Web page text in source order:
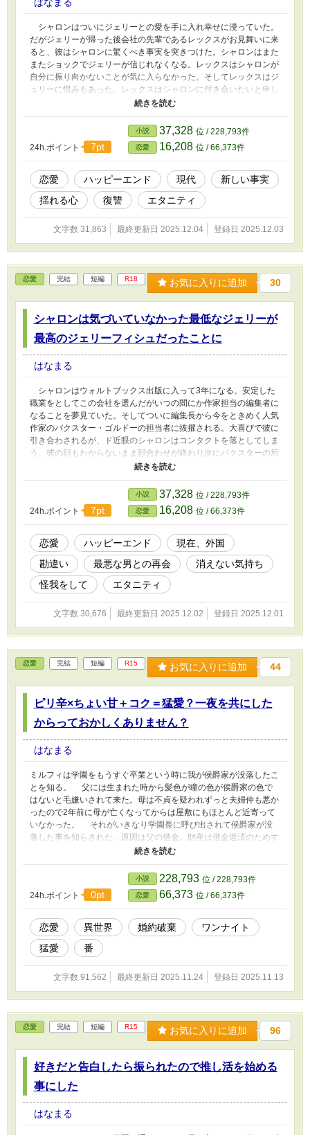
シャロンはついにジェリーとの愛を手に入れ幸せに浸っていた。
だがジェリーが帰った後会社の先輩であるレックスがお見舞いに来
ると、彼はシャロンに驚くべき事実を突きつけた。シャロンはまた
またショックでジェリーが信じれなくなる。レックスはシャロンが
自分に振り向かないことが気に入らなかった。そしてレックスはジ
ュリーに恨みもあった。レックスはシャロンに付き合いたいと申し
込む。シャロンはジェリーへの思いを断ち切るためにもそれがいい
かもと思ってしまう。ところがレックスは思った以上に完璧な男性
でシャロンはレックスに気持ちが傾いて行く…… 他のサイトで
投稿していたものです。舞台は外国現代。もちろん全くの空想のお
話です
24h.ポイント 7pt
小説 37,328 位 / 228,793件
恋愛 16,208 位 / 66,373件
恋愛 ハッピーエンド 現代
新しい事実
揺れる心
復讐 エタニティ
文字数 31,863 最終更新日 2025.12.04 登録日 2025.12.03
恋愛 完結 短編 R18 お気に入りに追加 30
シャロンは気づいていなかった最低なジェリーが
最高のジェリーフィシュだったことに
はなまる
シャロンはウォルトブックス出版に入って3年になる。安定した
職業をとしてこの会社を選んだがいつの間にか作家担当の編集者に
なることを夢見ていた。そしてついに編集長から今をときめく人気
作家のバクスター・ゴルドーの担当者に抜擢される。大喜びで彼に
引き合わされるが、ド近眼のシャロンはコンタクトを落としてしま
う。彼の顔もわからないまま顔合わせが終わり次にバクスターの所
に行って初めて彼が元別れた夫のジェリーだと知って驚く。3年前
わたしを虜にして結婚までした男が…彼は浮気してわたしを裏切っ
たのよ。あたまに警告サインが…でもシャロンは今でも彼が忘れら
れなかった。そんな彼からなぜかランチに誘われて… 他のサイ
トで投稿していたものです。舞台はアメリカで現代のお話です。も
ちろん全くの空想の話です。
24h.ポイント 7pt
小説 37,328 位 / 228,793件
恋愛 16,208 位 / 66,373件
恋愛 ハッピーエンド
現在、外国
勘違い
最悪な男との再会
消えない気持ち
怪我をして
エタニティ
文字数 30,676 最終更新日 2025.12.02 登録日 2025.12.01
恋愛 完結 短編 R15 お気に入りに追加 44
ピリ辛×ちょい甘＋コク＝猛愛？一夜を共にした
からっておかしくありません？
はなまる
ミルフィは学園をもうすぐ卒業という時に我が侯爵家が没落したこ
とを知る。 父には生まれた時から髪色が瞳の色が侯爵家の色で
はないと毛嫌いされて来た。母は不貞を疑われずっと夫婦仲も悪か
ったので2年前に母が亡くなってからは屋敷にもほとんど近寄って
いなかった。 それがいきなり学園長に呼び出されて侯爵家が没
落した事を知らされた。原因は父の借金。財産は借金返済のためす
べて没収されミルフィに残ったのは普段に着るような服や下着。母
の形見の指輪さえも手元に残す事は許されなかった。 それに加
えて婚約者から別れまで告げられる。婚約者のドルトは友人と思っ
ていたサクルと恋仲になっていたらしい。 踏んだり切ったりの
ミルフィだったが、そんな男はこっちから願い下げだと思うことに
した。 そんな時自分が前世で日本という国で暮らしていた女性
だったとわかる。彼女の名は小向りん。彼女も自分と同じように婚
約者に裏切られた女性だった。 重なる不運に心が折れそうにな
るが、それでも就職は決まっており住まうところは職員寮に入れる
まるまでマニルという元私の乳母の所に身を寄せる。寛恕は王都で
かったがマニルが腰を痛めて私は職員寮には入らずマニルの所から
通うことに決めた。 そして気持ちも新たに職場に向かった。
でも、職場は思っていた配属先を変えられ周りの人からは蔑まれて
嫌な気持ちになるが新しい職場には馴染めそうな気がした。 そ
んな時、偶然一人の男の子を助ける。 男の子は前世のりんの弟
を思い出させた。りんには6歳年下の弟がいた父は暴力を奮う男で
母はそんな父に嫌気がさして出て行った。リンと弟は12歳の時に養
護施設に保護されそれからりんは苦労して弟を大学にまで行かせ卒
になったが、朝起きると男の子は立派な男性になっておまけにその
夜小向りんだった時の婚約者との甘い記憶を夢見たと思ったが実は
24h.ポイント 0pt
小説 228,793 位 / 228,793件
恋愛 66,373 位 / 66,373件
恋愛 異世界 婚約破棄
ワンナイト
猛愛
番
文字数 91,562 最終更新日 2025.11.24 登録日 2025.11.13
恋愛 完結 短編 R15 お気に入りに追加 96
好きだと告白したら振られたので推し活を始める
事にした
はなまる